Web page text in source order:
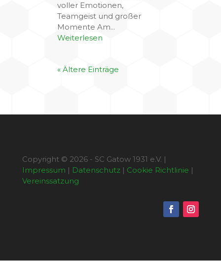
voller Emotionen,
Teamgeist und großer
Momente Am...
Weiterlesen
« Ältere Einträge
Copyright © 2026 - SC Gatow 1931 e.V. |
Impressum | Datenschutz| Cookie Richtlinie |
Vereinssatzung